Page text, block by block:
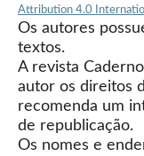
Attribution 4.0
Os autores
textos.
A revista
autor os direitos
recomenda um
de republicação.
Os nomes e